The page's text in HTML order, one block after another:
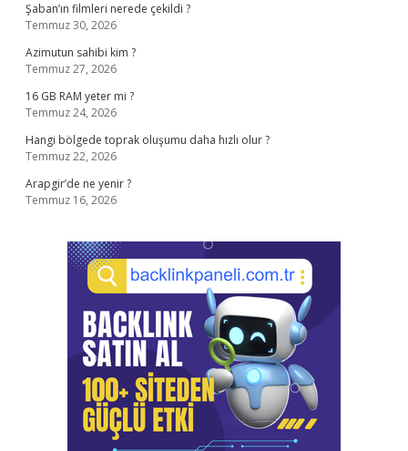
Şaban’ın filmleri nerede çekildi ?
Temmuz 30, 2026
Azimutun sahibi kim ?
Temmuz 27, 2026
16 GB RAM yeter mi ?
Temmuz 24, 2026
Hangi bölgede toprak oluşumu daha hızlı olur ?
Temmuz 22, 2026
Arapgir’de ne yenir ?
Temmuz 16, 2026